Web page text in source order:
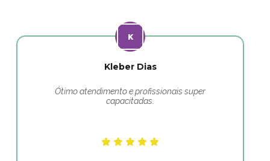
Kleber Dias
Ótimo atendimento e profissionais super
capacitadas.